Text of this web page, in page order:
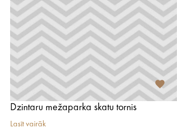
Dzintaru mežaparka skatu tornis
Lasīt vairāk